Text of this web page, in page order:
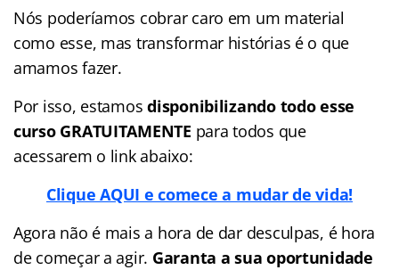
Nós poderíamos cobrar caro em um material
como esse, mas transformar histórias é o que
amamos fazer.
Por isso, estamos disponibilizando todo esse
curso GRATUITAMENTE para todos que
acessarem o link abaixo:
Clique AQUI e comece a mudar de vida!
Agora não é mais a hora de dar desculpas, é hora
de começar a agir. Garanta a sua oportunidade